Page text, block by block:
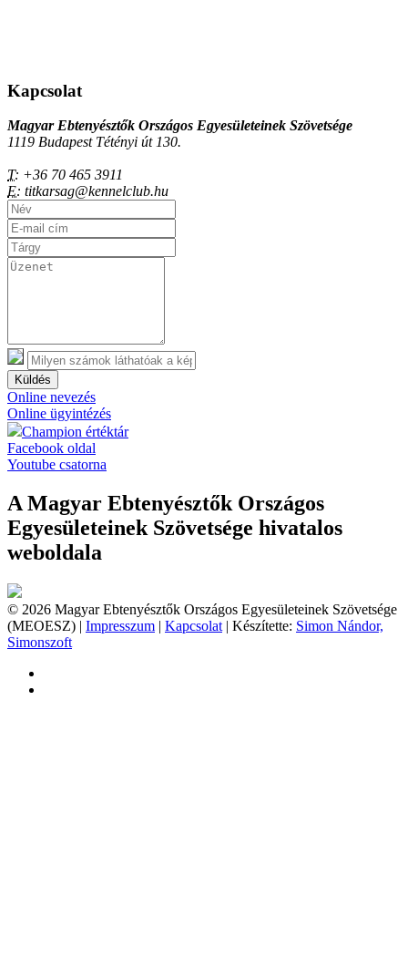
Kapcsolat
Magyar Ebtenyésztők Országos Egyesületeinek Szövetsége
1119 Budapest Tétényi út 130.
T: +36 70 465 3911
E: titkarsag@kennelclub.hu
Küldés
Online nevezés
Online ügyintézés
Champion értéktár
Facebook oldal
Youtube csatorna
A Magyar Ebtenyésztők Országos
Egyesületeinek Szövetsége hivatalos
weboldala
© 2026 Magyar Ebtenyésztők Országos Egyesületeinek Szövetsége
(MEOESZ) | Impresszum | Kapcsolat | Készítette: Simon Nándor,
Simonszoft